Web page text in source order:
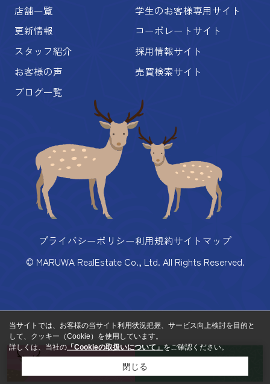
店舗一覧
更新情報
スタッフ紹介
お客様の声
ブログ一覧
学生のお客様専用サイト
コーポレートサイト
採用情報サイト
売買検索サイト
プライバシーポリシー利用規約サイトマップ
© MARUWA RealEstate Co., Ltd. All Rights Reserved.
来店予約 お問い合わせ
当サイトでは、お客様の当サイト利用状況把握、サービス向上検討を目的と
して、クッキー（Cookie）を使用しています。
詳しくは、当社の 「Cookieの取扱いについて」 をご確認ください。
閉じる